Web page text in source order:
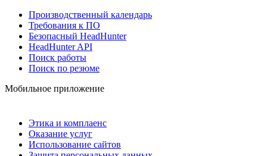
Производственный календарь
Требования к ПО
Безопасный HeadHunter
HeadHunter API
Поиск работы
Поиск по резюме
Мобильное приложение
Этика и комплаенс
Оказание услуг
Использование сайтов